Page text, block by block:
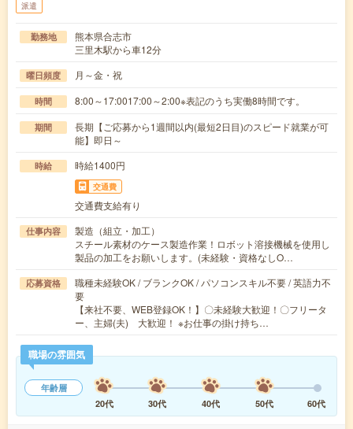
派遣
勤務地
熊本県合志市
三里木駅から車12分
曜日頻度 月～金・祝
時間 8:00～17:0017:00～2:00※表記のうち実働8時間です。
期間
長期【ご応募から1週間以内(最短2日目)のスピード就業が可
能】即日～
時給 時給1400円
交通費
交通費支給有り
仕事内容
製造（組立・加工）
スチール素材のケース製造作業！ロボット溶接機械を使用し
製品の加工をお願いします。(未経験・資格なしO…
応募資格
職種未経験OK / ブランクOK / パソコンスキル不要 / 英語力不
要
【来社不要、WEB登録OK！】〇未経験大歓迎！〇フリータ
ー、主婦(夫) 大歓迎！ ※お仕事の掛け持ち…
職場の雰囲気
年齢層
20代
30代 40代 50代 60代